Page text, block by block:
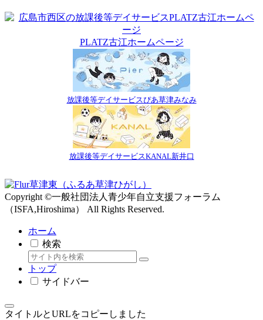
PLATZ古江ホームページ
放課後等デイサービスぴあ草津みなみ
放課後等デイサービスKANAL新井口
Copyright ©一般社団法人青少年自立支援フォーラム
（ISFA,Hiroshima） All Rights Reserved.
ホーム
検索
トップ
サイドバー
タイトルとURLをコピーしました